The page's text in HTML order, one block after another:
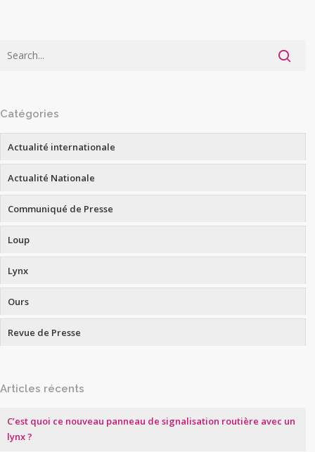
Catégories
Actualité internationale
Actualité Nationale
Communiqué de Presse
Loup
Lynx
Ours
Revue de Presse
Articles récents
C’est quoi ce nouveau panneau de signalisation routière avec un
lynx ?